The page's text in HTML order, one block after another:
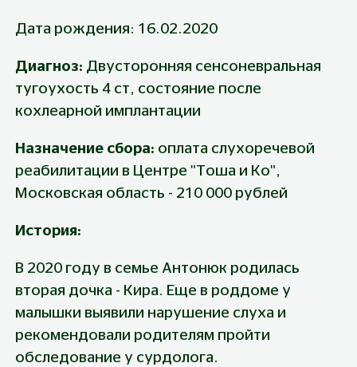
Дата рождения: 16.02.2020
Диагноз: Двусторонняя сенсоневральная
тугоухость 4 ст, состояние после
кохлеарной имплантации
Назначение сбора: оплата слухоречевой
реабилитации в Центре "Тоша и Ко",
Московская область - 210 000 рублей
История:
В 2020 году в семье Антонюк родилась
вторая дочка - Кира. Еще в роддоме у
малышки выявили нарушение слуха и
рекомендовали родителям пройти
обследование у сурдолога.